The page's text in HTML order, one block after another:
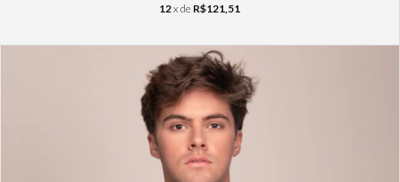
12x de R$121,51